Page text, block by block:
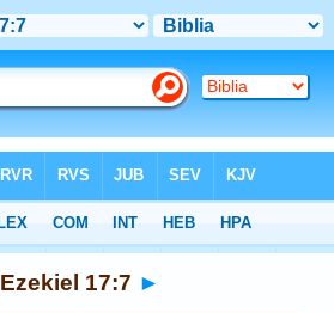
Ezekiel 17:7 ►